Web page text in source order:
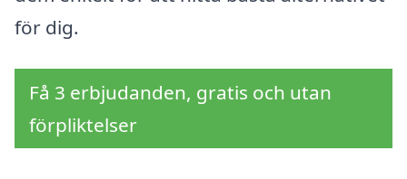
för dig.
Få 3 erbjudanden, gratis och utan
förpliktelser